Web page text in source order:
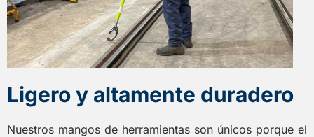
Ligero y altamente duradero
Nuestros mangos de herramientas son únicos porque el